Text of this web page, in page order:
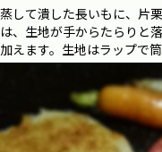
蒸して潰した長いもに、片
は、生地が手からたらりと
加えます。生地はラップで